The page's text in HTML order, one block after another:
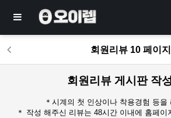
회원리뷰 10 페이지
회원리뷰 게시판 작
＊시계의 첫 인상이나 착용경험 등을
＊ 작성 해주신 리뷰는 48시간 이내에 홈페